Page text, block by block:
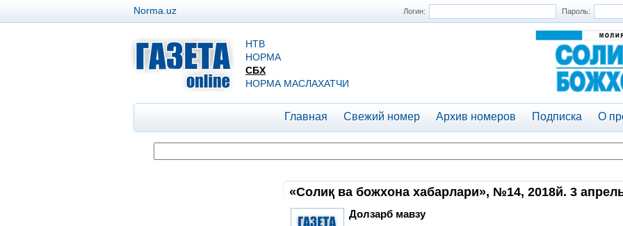
Логин: Пароль:
Norma.uz
НТВ
НОРМА
СБХ
НОРМА МАСЛАХАТЧИ
Главная Свежий номер Архив номеров Подписка О
«Солиқ ва божхона хабарлари», №14, 2018й. 3
Долзарб мавзу